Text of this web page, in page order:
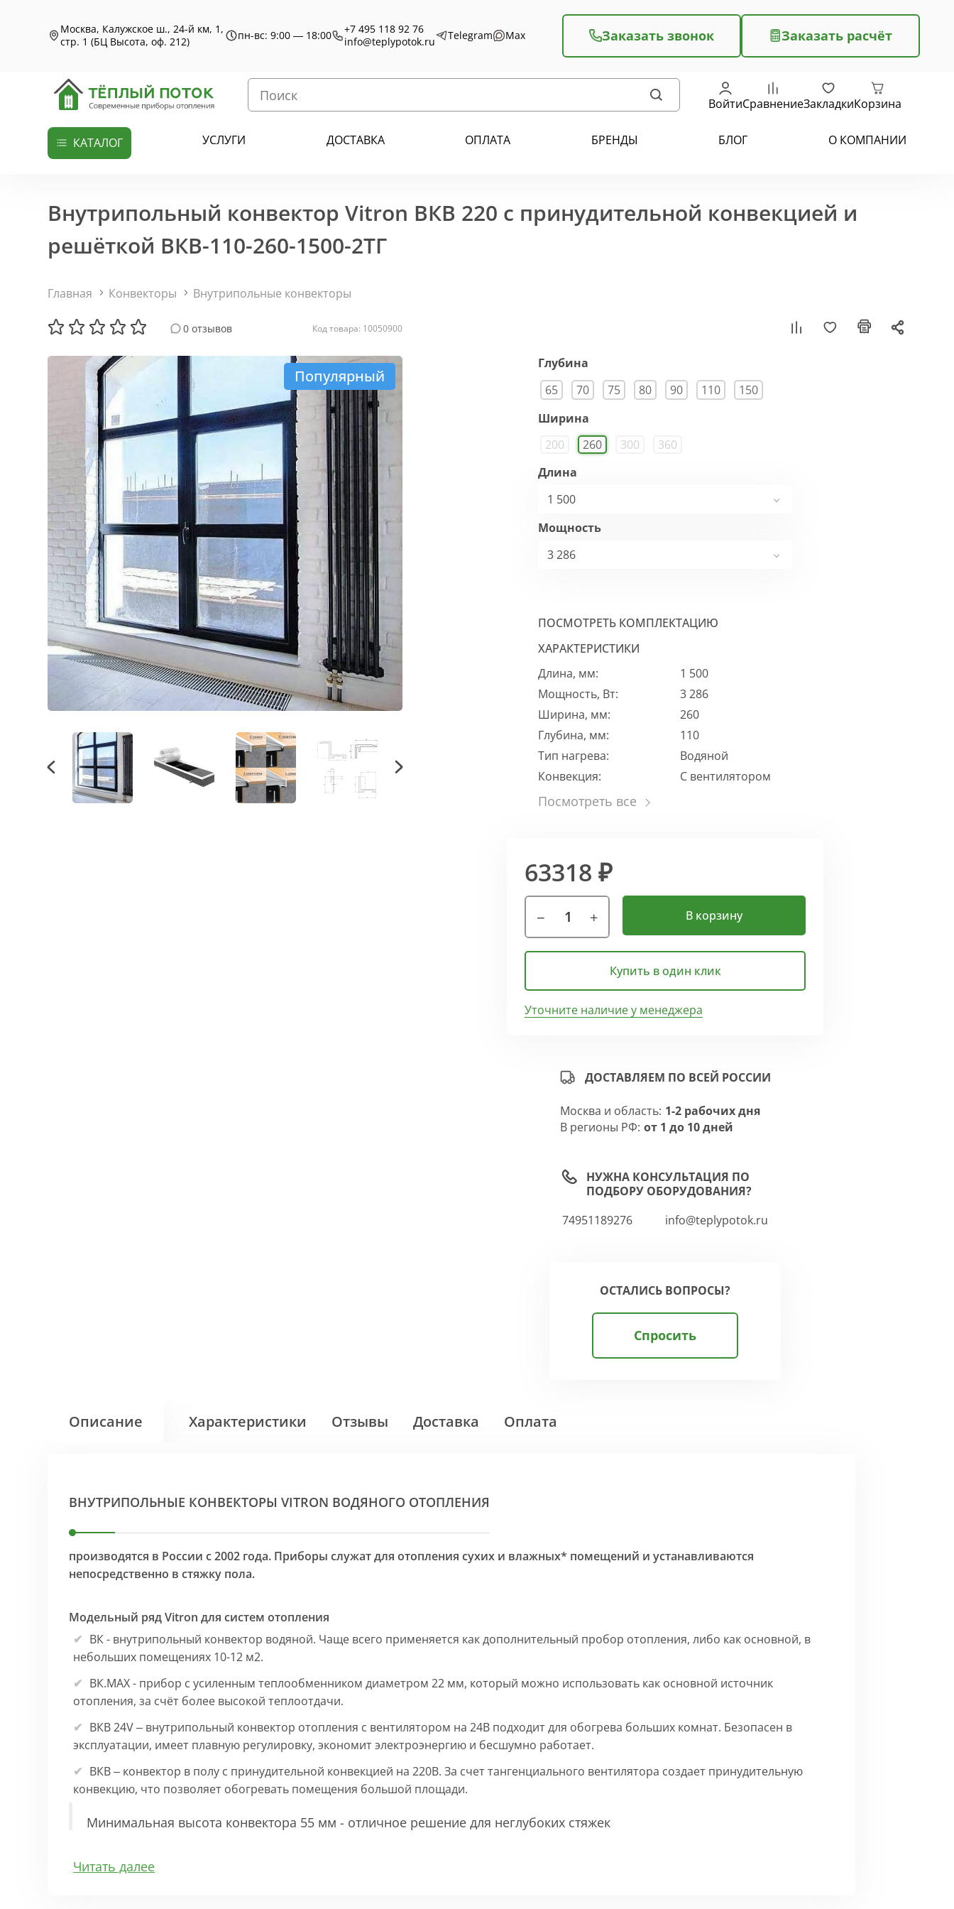
Москва, Калужское ш., 24-й км, 1,
стр. 1 (БЦ Высота, оф. 212)
пн-вс: 9:00 — 18:00
+7 495 118 92 76
info@teplypotok.ru
Telegram Max Заказать звонок Заказать расчёт
ВойтиСравнениеЗакладкиКорзина
КАТАЛОГ УСЛУГИ ДОСТАВКА ОПЛАТА БРЕНДЫ БЛОГ О КОМПАНИИ
Внутрипольный конвектор Vitron ВКВ 220 с принудительной конвекцией и
решёткой ВКВ-110-260-1500-2ТГ
Главная Конвекторы Внутрипольные конвекторы
0 отзывов Код товара: 10050900
Популярный
Глубина
65
70 75 80 90 110
150
Ширина
200
260 300
360
Длина
1 500
Мощность
3 286
ПОСМОТРЕТЬ КОМПЛЕКТАЦИЮ
ХАРАКТЕРИСТИКИ
Длина, мм:
1 500
Мощность, Вт:
3 286
Ширина, мм:
260
Глубина, мм:
110
Тип нагрева:
Водяной
Конвекция:
С вентилятором
63318 ₽
В корзину
Купить в один клик
Уточните наличие у менеджера
ДОСТАВЛЯЕМ ПО ВСЕЙ РОССИИ
Москва и область: 1-2 рабочих дня
В регионы РФ: от 1 до 10 дней
НУЖНА КОНСУЛЬТАЦИЯ ПО
ПОДБОРУ ОБОРУДОВАНИЯ?
74951189276
info@teplypotok.ru
ОСТАЛИСЬ ВОПРОСЫ?
Спросить
Описание Характеристики Отзывы Доставка Оплата
ВНУТРИПОЛЬНЫЕ КОНВЕКТОРЫ VITRON ВОДЯНОГО ОТОПЛЕНИЯ
производятся в России с 2002 года. Приборы служат для отопления сухих и влажных* помещений и устанавливаются
непосредственно в стяжку пола.
Модельный ряд Vitron для систем отопления
ВК - внутрипольный конвектор водяной. Чаще всего применяется как дополнительный пробор отопления, либо как основной, в
небольших помещениях 10-12 м2.
ВК.МАХ - прибор с усиленным теплообменником диаметром 22 мм, который можно использовать как основной источник
отопления, за счёт более высокой теплоотдачи.
ВКВ 24V – внутрипольный конвектор отопления с вентилятором на 24В подходит для обогрева больших комнат. Безопасен в
эксплуатации, имеет плавную регулировку, экономит электроэнергию и бесшумно работает.
ВКВ – конвектор в полу с принудительной конвекцией на 220В. За счет тангенциального вентилятора создает принудительную
конвекцию, что позволяет обогревать помещения большой площади.
Минимальная высота конвектора 55 мм - отличное решение для неглубоких стяжек
Особенности:
Читать далее